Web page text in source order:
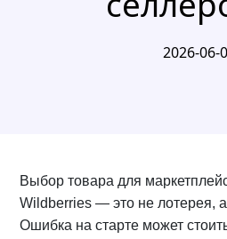
2026-06-
Выбор товара для
Wildberries — это не лотерея, а
Ошибка на старте может